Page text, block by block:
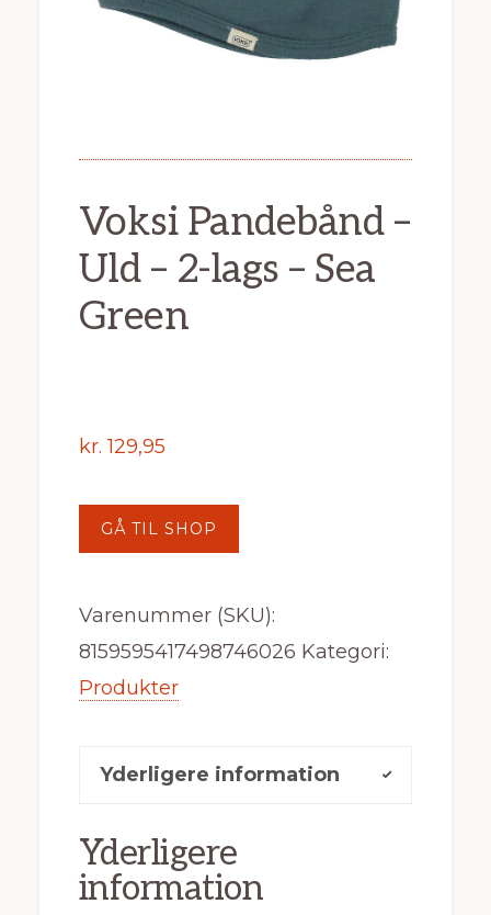
Voksi Pandebånd –
Uld – 2-lags – Sea
Green
kr. 129,95
GÅ TIL SHOP
Varenummer (SKU):
8159595417498746026 Kategori:
Produkter
Yderligere information
Yderligere
information